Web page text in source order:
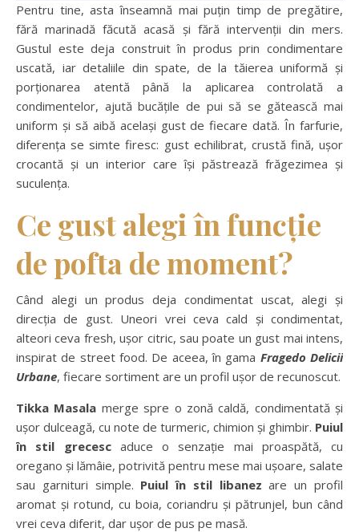
Pentru tine, asta înseamnă mai puțin timp de pregătire,
fără marinadă făcută acasă și fără intervenții din mers.
Gustul este deja construit în produs prin condimentare
uscată, iar detaliile din spate, de la tăierea uniformă și
porționarea atentă până la aplicarea controlată a
condimentelor, ajută bucățile de pui să se gătească mai
uniform și să aibă același gust de fiecare dată. În farfurie,
diferența se simte firesc: gust echilibrat, crustă fină, ușor
crocantă și un interior care își păstrează frăgezimea și
suculența.
Ce gust alegi în funcție
de pofta de moment?
Când alegi un produs deja condimentat uscat, alegi și
direcția de gust. Uneori vrei ceva cald și condimentat,
alteori ceva fresh, ușor citric, sau poate un gust mai intens,
inspirat de street food. De aceea, în gama Fragedo Delicii
Urbane, fiecare sortiment are un profil ușor de recunoscut.
Tikka Masala merge spre o zonă caldă, condimentată și
ușor dulceagă, cu note de turmeric, chimion și ghimbir. Puiul
în stil grecescaduce o senzație mai proaspătă, cu
oregano și lămâie, potrivită pentru mese mai ușoare, salate
sau garnituri simple. Puiul în stil libanez are un profil
aromat și rotund, cu boia, coriandru și pătrunjel, bun când
vrei ceva diferit, dar ușor de pus pe masă.